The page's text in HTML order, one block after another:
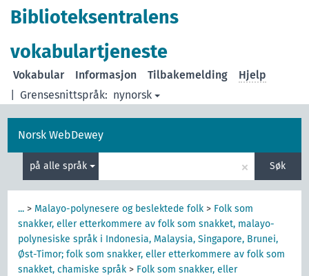
Biblioteksentralens
vokabulartjeneste
Grensesnittspråk: nynorsk
Vokabular Informasjon Tilbakemelding Hjelp
Norsk WebDewey
på alle språk × Søk
... > Malayo-polynesere og beslektede folk > Folk som
snakker, eller etterkommere av folk som snakket, malayo-
polynesiske språk i Indonesia, Malaysia, Singapore, Brunei,
Øst-Timor; folk som snakker, eller etterkommere av folk som
snakket, chamiske språk > Folk som snakker, eller